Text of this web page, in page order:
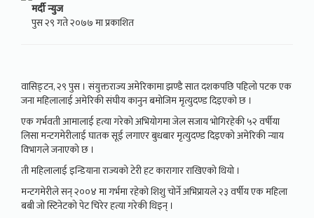
मर्दी न्युज
पुस २९ गते २०७७ मा प्रकाशित
वासिङ्टन, २९ पुस । संयुक्तराज्य अमेरिकामा झण्डै सात दशकपछि पहिलो पटक एक
जना महिलालाई अमेरिकी संघीय कानुन बमोजिम मृत्युदण्ड दिइएको छ ।
एक गर्भवती आमालाई हत्या गरेको अभियोगमा जेल सजाय भोगिरहेकी ५२ वर्षीया
लिसा मन्टगमेरीलाई घातक सूई लगाएर बुधबार मृत्युदण्ड दिइएको अमेरिकी न्याय
विभागले जनाएको छ ।
ती महिलालाई इन्डियाना राज्यको टेरी हट कारागार राखिएको थियो ।
मन्टगमेरीले सन् २००४ मा गर्भमा रहेको शिशु चोर्ने अभिप्रायले २३ वर्षीय एक महिला
बबी जो स्टिनेटको पेट चिरेर हत्या गरेकी थिइन् ।